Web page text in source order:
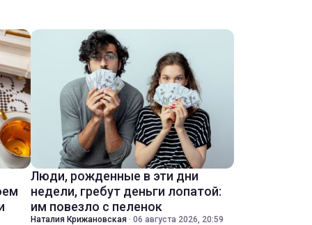
Люди, рожденные в эти дни
недели, гребут деньги лопатой:
им повезло с пеленок
Наталия Крижановская · 06 августа 2026, 20:59